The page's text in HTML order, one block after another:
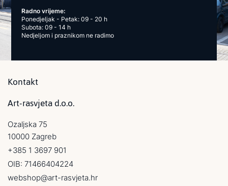
Radno vrijeme:
Ponedjeljak - Petak: 09 - 20 h
Subota: 09 - 14 h
Nedjeljom i praznikom ne radimo
Kontakt
Art-rasvjeta d.o.o.
Ozaljska 75
10000 Zagreb
+385 1 3697 901
OIB: 71466404224
webshop@art-rasvjeta.hr